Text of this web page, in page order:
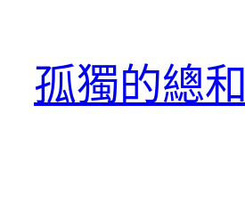
孤獨的總和